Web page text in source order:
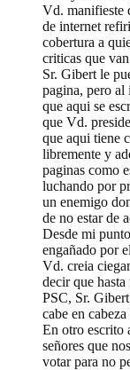
Vd. manifieste
de internet
cobertura a
criticas que
Sr. Gibert le
pagina, pero al
que aqui se
que Vd.
que aqui tiene
libremente y
paginas como
luchando por
un enemigo
de no estar de
Desde mi
engañado por
Vd. creia
decir que
PSC, Sr.
cabe en
En otro escrito
señores que
votar para no